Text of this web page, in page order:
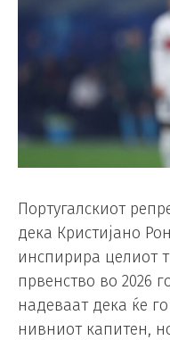
Португалскиот
дека Кристијано
инспирира целиот
првенство во 2026
надеваат дека ќе
нивниот капитен,